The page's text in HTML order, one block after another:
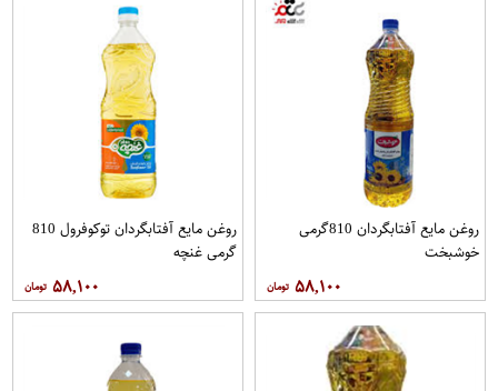
روغن مايع آفتابگردان 810گرمی
خوشبخت
۵۸,۱۰۰
روغن مايع آفتابگردان توکوفرول 810
گرمی غنچه
۵۸,۱۰۰